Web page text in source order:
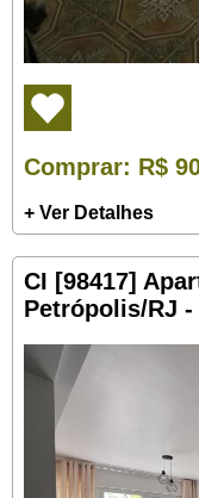
Comprar: R$
+ Ver Detalhes
CI [98417]
Petrópolis/RJ